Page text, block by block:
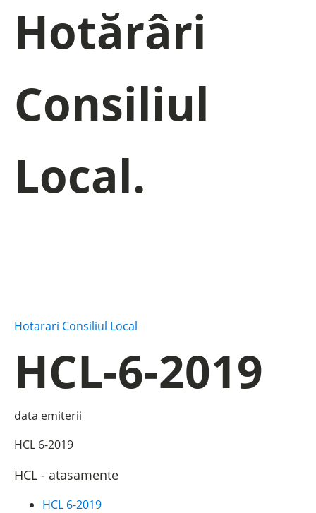
Hotărâri
Consiliul
Local.
Hotarari Consiliul Local
HCL-6-2019
data emiterii
HCL 6-2019
HCL - atasamente
HCL 6-2019